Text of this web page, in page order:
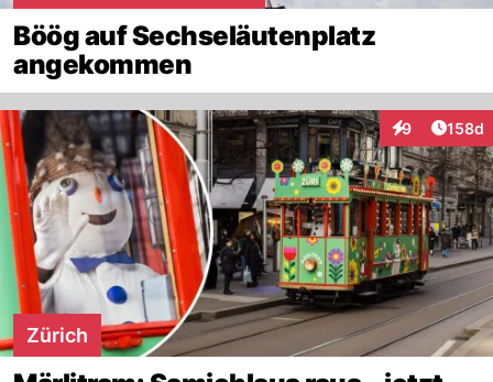
Böög auf Sechseläutenplatz
angekommen
9
Interaktionen
158d
Zürich